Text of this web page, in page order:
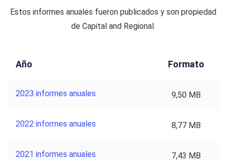
Estos informes anuales fueron publicados y son propiedad
de Capital and Regional.
Año Formato
2023 informes anuales 9,50 MB
2022 informes anuales 8,77 MB
2021 informes anuales 7,43 MB